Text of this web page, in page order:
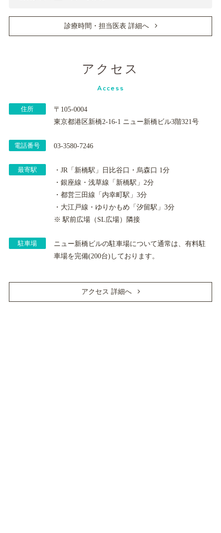
診療時間・担当医表 詳細へ
アクセス
Access
住所
〒105-0004
東京都港区新橋2-16-1 ニュー新橋ビル3階321号
電話番号 03-3580-7246
最寄駅
・JR「新橋駅」日比谷口・烏森口 1分
・銀座線・浅草線「新橋駅」2分
・都営三田線「内幸町駅」3分
・大江戸線・ゆりかもめ「汐留駅」3分
※ 駅前広場（SL広場）隣接
駐車場
ニュー新橋ビルの駐車場について通常は、有料駐
車場を完備(200台)しております。
アクセス 詳細へ